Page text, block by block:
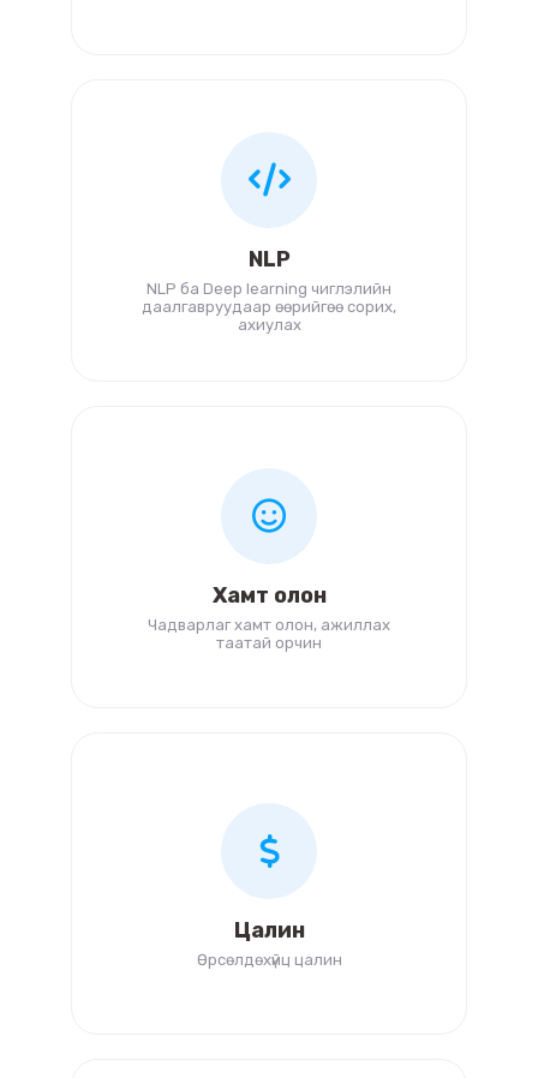
NLP
NLP ба Deep learning чиглэлийн
даалгавруудаар өөрийгөө сорих,
ахиулах
Хамт олон
Чадварлаг хамт олон, ажиллах
таатай орчин
Цалин
Өрсөлдөхүйц цалин